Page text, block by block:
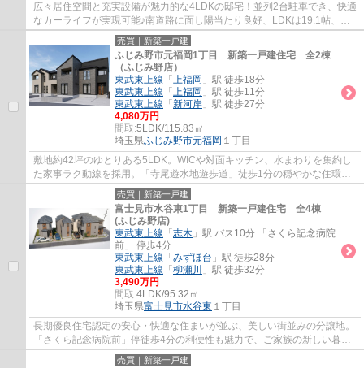
広々居住空間と充実設備が魅力的な4LDKの邸宅！並列2台駐車でき、快適
なカーライフが実現可能♪南道路に面し陽当たり良好、LDKは19.1帖、
SIC・WICなど収納充実！小中学校まで徒歩10分以...
売買｜新築一戸建
ふじみ野市元福岡1丁目 新築一戸建住宅 全2棟
（ふじみ野店）
東武東上線 「 上福岡 」駅 徒歩18分
東武東上線 「 上福岡 」駅 徒歩11分
東武東上線 「 新河岸 」駅 徒歩27分
4,080万円
間取:5LDK/115.83㎡
埼玉県ふじみ野市元福岡 １丁目
敷地約42坪のゆとりある5LDK。WICや対面キッチン、水まわりを集約し
た家事ラク動線を採用。「寺尾遊水地遊歩道」徒歩1分の穏やかな住環境
です。
売買｜新築一戸建
富士見市水谷東1丁目 新築一戸建住宅 全4棟
(ふじみ野店)
東武東上線 「 志木 」駅 バス10分 「さくら記念病院
前」 停歩4分
東武東上線 「 みずほ台 」駅 徒歩28分
東武東上線 「 柳瀬川
」駅 徒歩32分
3,490万円
間取:4LDK/95.32㎡
埼玉県富士見市水谷東 １丁目
長期優良住宅認定の安心・快適な住まいが並ぶ、美しい街並みの分譲地。
「さくら記念病院前」停徒歩4分の利便性も魅力で、ご家族の新しい暮ら
しを思い描ける住環境です。
売買｜新築一戸建